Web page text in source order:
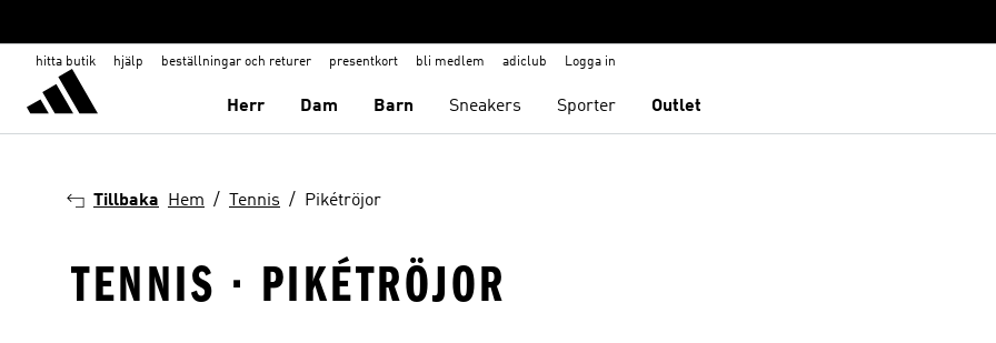
hitta butik hjälp beställningar och returer presentkort bli medlem adiclub Logga in
Herr Dam Barn Sneakers Sporter Outlet
Tillbaka Hem Tennis Pikétröjor
TENNIS · PIKÉTRÖJOR